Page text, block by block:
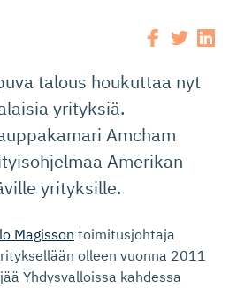
talous houkuttaa nyt
yrityksiä.
Amcham
Amerikan
yrityksille.
Magisson toimitusjohtaja
olleen vuonna 2011
Yhdysvalloissa kahdessa